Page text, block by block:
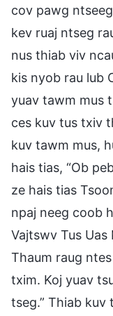
cov pawg
kev ruaj ntseg
nus thiab viv
kis nyob rau lub
yuav tawm mus
ces kuv tus txiv
kuv tawm mus,
hais tias, “Ob
ze hais tias
npaj neeg coob
Vajtswv Tus Uas
Thaum raug
txim. Koj yuav
tseg.” Thiab kuv